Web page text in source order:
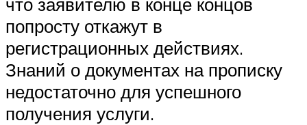
попросту откажут в
регистрационных действиях.
Знаний о документах на прописку
недостаточно для успешного
получения услуги.